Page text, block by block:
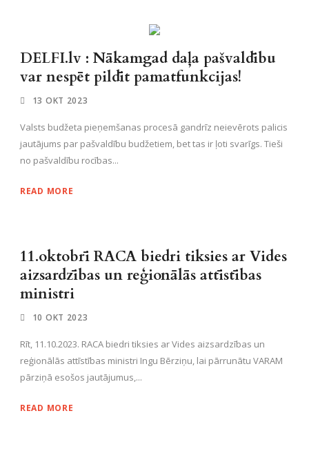
DELFI.lv : Nākamgad daļa pašvaldību
var nespēt pildīt pamatfunkcijas!
13 OKT 2023
Valsts budžeta pieņemšanas procesā gandrīz neievērots palicis
jautājums par pašvaldību budžetiem, bet tas ir ļoti svarīgs. Tieši
no pašvaldību rocības...
READ MORE
11.oktobrī RACA biedri tiksies ar Vides
aizsardzības un reģionālās attīstības
ministri
10 OKT 2023
Rīt, 11.10.2023. RACA biedri tiksies ar Vides aizsardzības un
reģionālās attīstības ministri Ingu Bērziņu, lai pārrunātu VARAM
pārziņā esošos jautājumus,...
READ MORE